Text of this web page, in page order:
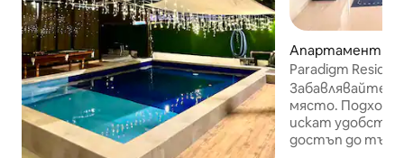
Апартамент –
u
Paradigm
TvBox
Забавлявайте
място.
искат
достъп до